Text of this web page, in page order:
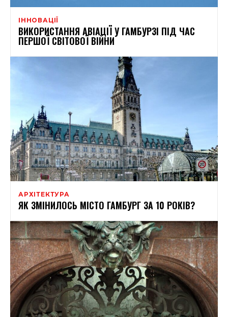
ІННОВАЦІЇ
ВИКОРИСТАННЯ АВІАЦІЇ У ГАМБУРЗІ ПІД ЧАС
ПЕРШОЇ СВІТОВОЇ ВІЙНИ
АРХІТЕКТУРА
ЯК ЗМІНИЛОСЬ МІСТО ГАМБУРГ ЗА 10 РОКІВ?